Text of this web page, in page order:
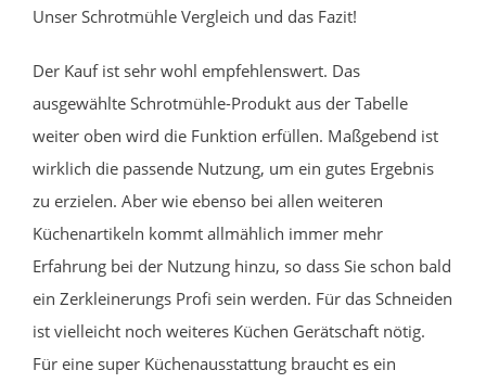
Unser Schrotmühle Vergleich und das Fazit!
Der Kauf ist sehr wohl empfehlenswert. Das
ausgewählte Schrotmühle-Produkt aus der Tabelle
weiter oben wird die Funktion erfüllen. Maßgebend ist
wirklich die passende Nutzung, um ein gutes Ergebnis
zu erzielen. Aber wie ebenso bei allen weiteren
Küchenartikeln kommt allmählich immer mehr
Erfahrung bei der Nutzung hinzu, so dass Sie schon bald
ein Zerkleinerungs Profi sein werden. Für das Schneiden
ist vielleicht noch weiteres Küchen Gerätschaft nötig.
Für eine super Küchenausstattung braucht es ein